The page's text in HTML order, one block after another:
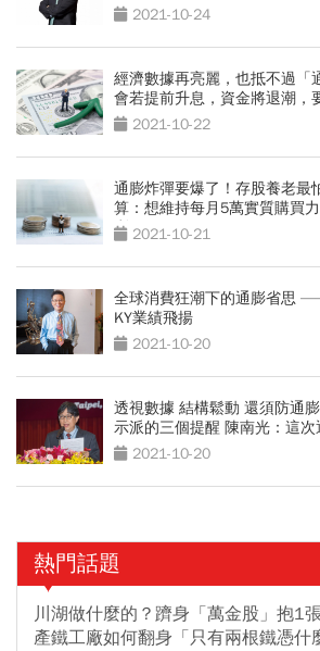
2021-10-24
經濟數據再亮麗，也抵不過「
會若提前升息，資金將退潮，
2021-10-22
通膨炸彈要爆了！存股養老最
算：想維持每月5萬實質購買
利 2021-10-21
全球消費狂潮下的通膨省思
KY業績飛揚
2021-10-20
透視數據 結構鬆動 還須防通
示派的三個提醒 陳南光：這次
2021-10-20
熱門話題
川湖做什麼的？躋身「萬金股」抱1
產鐵工廠如何翻身「只有兩根鐵憑什